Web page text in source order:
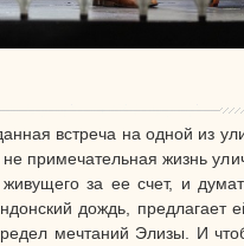
встреча на одной из
примечательная жизнь
живущего за ее счет, и
дождь, предлагает
мечтаний Элизы. И